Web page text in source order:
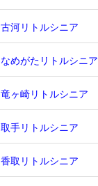
古河リトルシニア
なめがたリトルシニア
竜ヶ崎リトルシニア
取手リトルシニア
香取リトルシニア